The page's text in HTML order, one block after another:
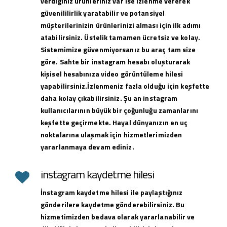
güvenililirlik yaratabilir ve potansiyel
müşterilerinizin ürünlerinizi alması için ilk adımı
atabilirsiniz. Üstelik tamamen ücretsiz ve kolay.
Sistemimize güvenmiyorsanız bu araç tam size
göre. Sahte bir instagram hesabı oluşturarak
kişisel hesabınıza video görüntüleme hilesi
yapabilirsiniz.İzlenmeniz fazla olduğu için keşfette
daha kolay çıkabilirsiniz. Şu an instagram
kullanıcılarının büyük bir çoğunluğu zamanlarını
keşfette geçirmekte. Hayal dünyanızın en uç
noktalarına ulaşmak için hizmetlerimizden
yararlanmaya devam ediniz.
instagram kaydetme hilesi
İnstagram kaydetme hilesi ile paylaştığınız
gönderilere kaydetme gönderebilirsiniz. Bu
hizmetimizden bedava olarak yararlanabilir ve